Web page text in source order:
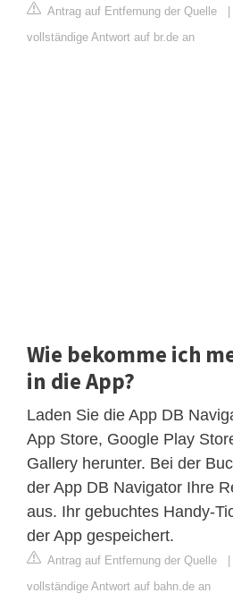
Antrag auf Entfernung der Quelle
vollständige Antwort auf br.de an
Wie bekomme ich
in die App?
Laden Sie die App DB
App Store, Google Play
Gallery herunter. Bei der
der App DB Navigator Ihre
aus. Ihr gebuchtes Handy-
der App gespeichert.
Antrag auf Entfernung der Quelle
vollständige Antwort auf bahn.de an